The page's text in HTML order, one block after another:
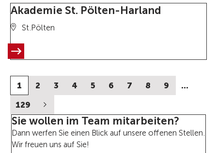
Akademie St. Pölten-Harland
St.Pölten
1 2 3 4 5 6 7 8 9
…
129
Sie wollen im Team mitarbeiten?
Dann werfen Sie einen Blick auf unsere offenen Stellen.
Wir freuen uns auf Sie!